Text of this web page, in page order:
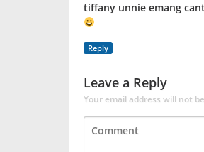
tiffany unnie emang
Reply
Leave a Reply
Your email address will not